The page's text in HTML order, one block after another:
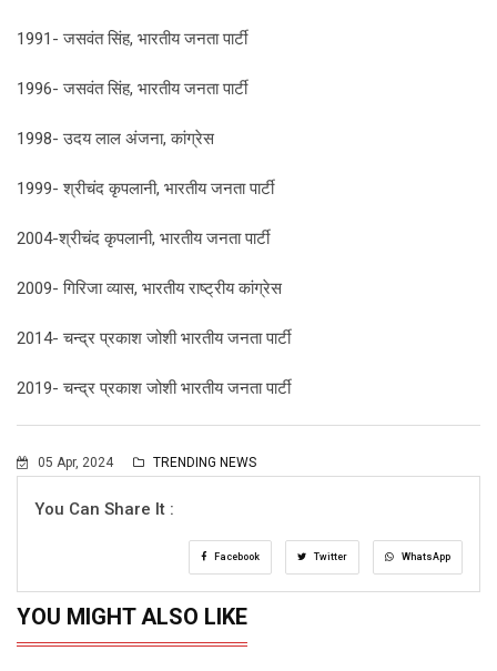
1991- जसवंत सिंह, भारतीय जनता पार्टी
1996- जसवंत सिंह, भारतीय जनता पार्टी
1998- उदय लाल अंजना, कांग्रेस
1999- श्रीचंद कृपलानी, भारतीय जनता पार्टी
2004-श्रीचंद कृपलानी, भारतीय जनता पार्टी
2009- गिरिजा व्यास, भारतीय राष्ट्रीय कांग्रेस
2014- चन्द्र प्रकाश जोशी भारतीय जनता पार्टी
2019- चन्द्र प्रकाश जोशी भारतीय जनता पार्टी
05 Apr, 2024 TRENDING NEWS
You Can Share It :
Facebook Twitter WhatsApp
YOU MIGHT ALSO LIKE